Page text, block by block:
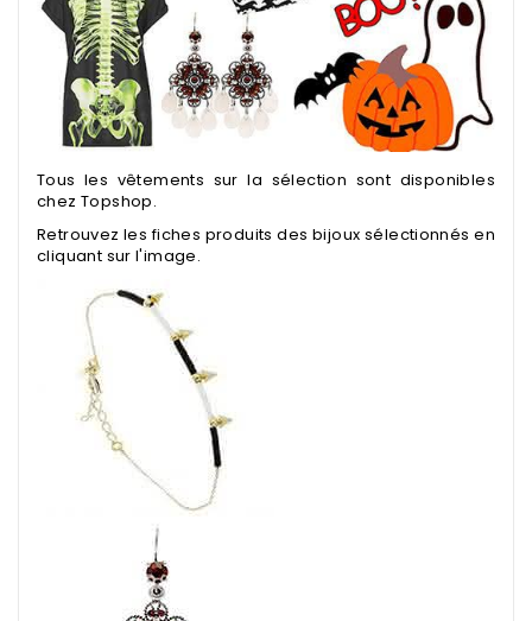
Tous les vêtements sur la sélection sont disponibles
chez Topshop.
Retrouvez les fiches produits des bijoux sélectionnésen
cliquant sur l'image.